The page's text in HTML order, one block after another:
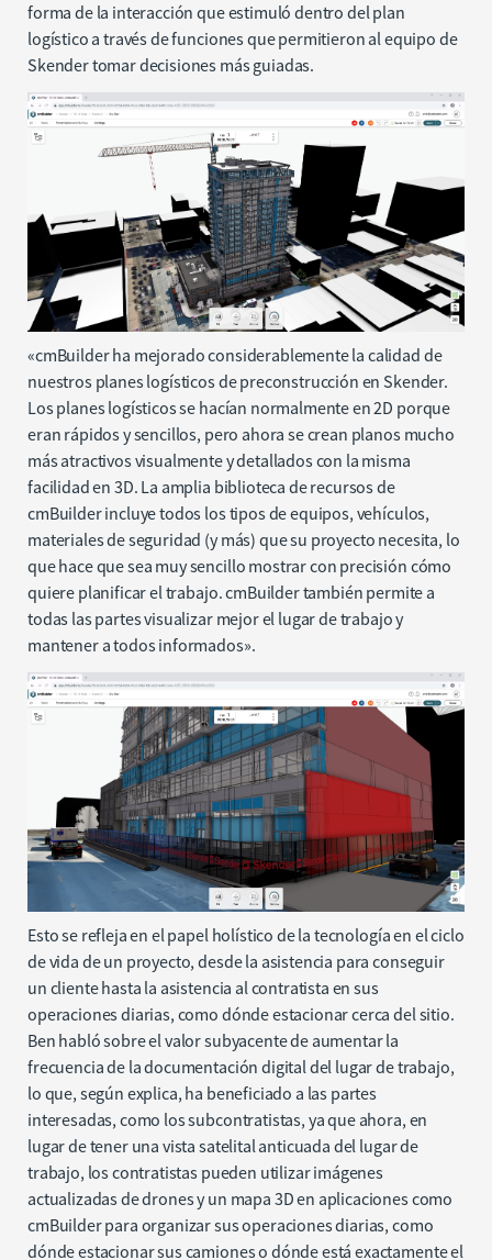
forma de la interacción que estimuló dentro del plan
logístico a través de funciones que permitieron al equipo de
Skender tomar decisiones más guiadas.
«cmBuilder ha mejorado considerablemente la calidad de
nuestros planes logísticos de preconstrucción en Skender.
Los planes logísticos se hacían normalmente en 2D porque
eran rápidos y sencillos, pero ahora se crean planos mucho
más atractivos visualmente y detallados con la misma
facilidad en 3D. La amplia biblioteca de recursos de
cmBuilder incluye todos los tipos de equipos, vehículos,
materiales de seguridad (y más) que su proyecto necesita, lo
que hace que sea muy sencillo mostrar con precisión cómo
quiere planificar el trabajo. cmBuilder también permite a
todas las partes visualizar mejor el lugar de trabajo y
mantener a todos informados».
Esto se refleja en el papel holístico de la tecnología en el ciclo
de vida de un proyecto, desde la asistencia para conseguir
un cliente hasta la asistencia al contratista en sus
operaciones diarias, como dónde estacionar cerca del sitio.
Ben habló sobre el valor subyacente de aumentar la
frecuencia de la documentación digital del lugar de trabajo,
lo que, según explica, ha beneficiado a las partes
interesadas, como los subcontratistas, ya que ahora, en
lugar de tener una vista satelital anticuada del lugar de
trabajo, los contratistas pueden utilizar imágenes
actualizadas de drones y un mapa 3D en aplicaciones como
cmBuilder para organizar sus operaciones diarias, como
dónde estacionar sus camiones o dónde está exactamente el